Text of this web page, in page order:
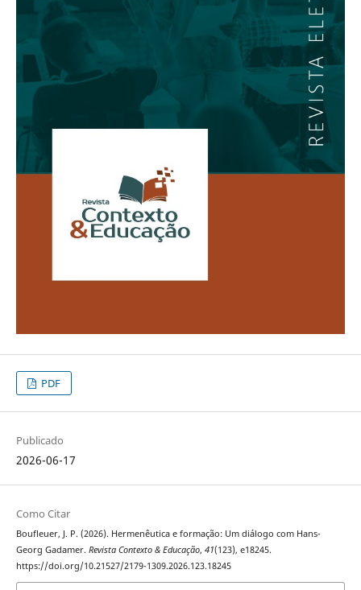
PDF
Publicado
2026-06-17
Como Citar
Boufleuer, J. P. (2026). Hermenêutica e formação: Um diálogo com Hans-
Georg Gadamer. Revista Contexto & Educação, 41(123), e18245.
https://doi.org/10.21527/2179-1309.2026.123.18245